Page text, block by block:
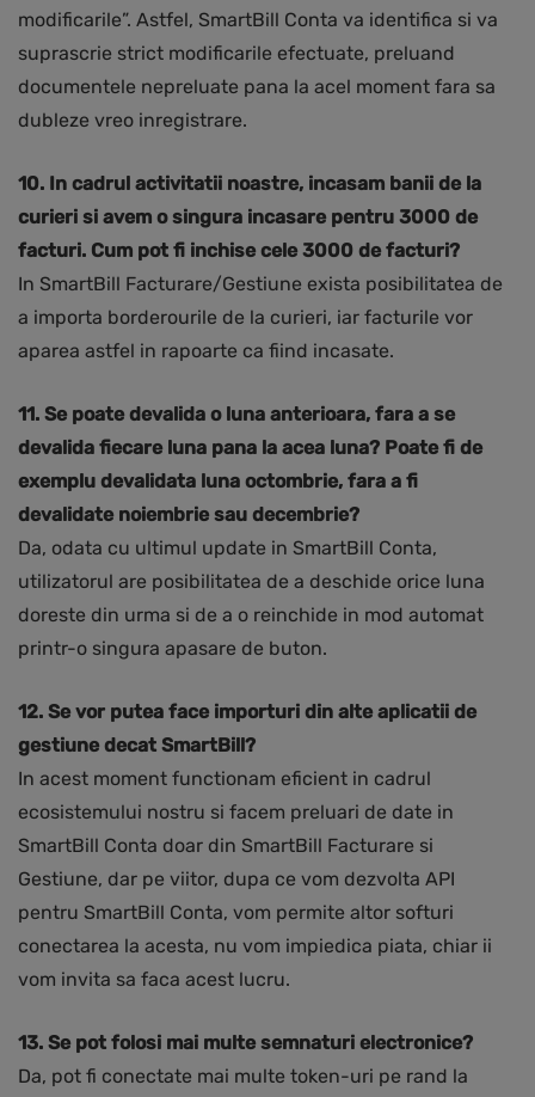
modificarile”. Astfel, SmartBill Conta va identifica si va
suprascrie strict modificarile efectuate, preluand
documentele nepreluate pana la acel moment fara sa
dubleze vreo inregistrare.
10. In cadrul activitatii noastre, incasam banii de la
curieri si avem o singura incasare pentru 3000 de
facturi. Cum pot fi inchise cele 3000 de facturi?
In SmartBill Facturare/Gestiune exista posibilitatea de
a importa borderourile de la curieri, iar facturile vor
aparea astfel in rapoarte ca fiind incasate.
11. Se poate devalida o luna anterioara, fara a se
devalida fiecare luna pana la acea luna? Poate fi de
exemplu devalidata luna octombrie, fara a fi
devalidate noiembrie sau decembrie?
Da, odata cu ultimul update in SmartBill Conta,
utilizatorul are posibilitatea de a deschide orice luna
doreste din urma si de a o reinchide in mod automat
printr-o singura apasare de buton.
12. Se vor putea face importuri din alte aplicatii de
gestiune decat SmartBill?
In acest moment functionam eficient in cadrul
ecosistemului nostru si facem preluari de date in
SmartBill Conta doar din SmartBill Facturare si
Gestiune, dar pe viitor, dupa ce vom dezvolta API
pentru SmartBill Conta, vom permite altor softuri
conectarea la acesta, nu vom impiedica piata, chiar ii
vom invita sa faca acest lucru.
13. Se pot folosi mai multe semnaturi electronice?
Da, pot fi conectate mai multe token-uri pe rand la